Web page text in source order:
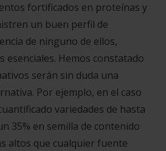
fortificados en proteínas y
un buen perfil de
de ninguno de ellos,
esenciales. Hemos constatado
serán sin duda una
Por ejemplo, en el caso
variedades de hasta
35% en semilla de contenido
altos que cualquier fuente